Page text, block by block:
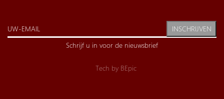
INSCHRIJVEN
Schrijf u in voor de nieuwsbrief
Tech by BEpic